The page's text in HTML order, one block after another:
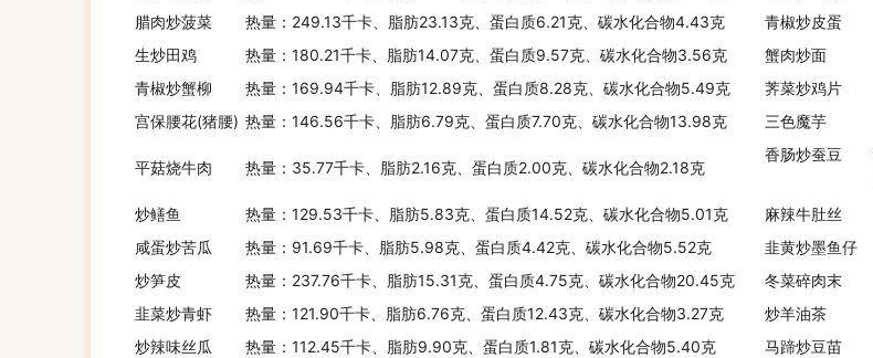
腊肉炒菠菜
热量：249.13千卡、脂肪23.13克、蛋白质6.21克、碳水化合物4.43克 青椒炒皮蛋
生炒田鸡
热量：180.21千卡、脂肪14.07克、蛋白质9.57克、碳水化合物3.56克 蟹肉炒面
青椒炒蟹柳
热量：169.94千卡、脂肪12.89克、蛋白质8.28克、碳水化合物5.49克 荠菜炒鸡片
宫保腰花(猪腰) 热量：146.56千卡、脂肪6.79克、蛋白质7.70克、碳水化合物13.98克 三色魔芋
平菇烧牛肉 热量：35.77千卡、脂肪2.16克、蛋白质2.00克、碳水化合物2.18克
香肠炒蚕豆
炒鳝鱼
热量：129.53千卡、脂肪5.83克、蛋白质14.52克、碳水化合物5.01克 麻辣牛肚丝
咸蛋炒苦瓜
热量：91.69千卡、脂肪5.98克、蛋白质4.42克、碳水化合物5.52克 韭黄炒墨鱼仔
炒笋皮
热量：237.76千卡、脂肪15.31克、蛋白质4.75克、碳水化合物20.45克 冬菜碎肉末
韭菜炒青虾
热量：121.90千卡、脂肪6.76克、蛋白质12.43克、碳水化合物3.27克 炒羊油茶
炒辣味丝瓜
热量：112.45千卡、脂肪9.90克、蛋白质1.81克、碳水化合物5.40克 马蹄炒豆苗